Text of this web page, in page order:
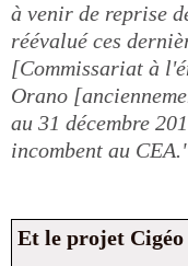
à venir de reprise
réévalué ces
[Commissariat à
Orano
au 31 décembre
incombent au
Et le projet Cigéo